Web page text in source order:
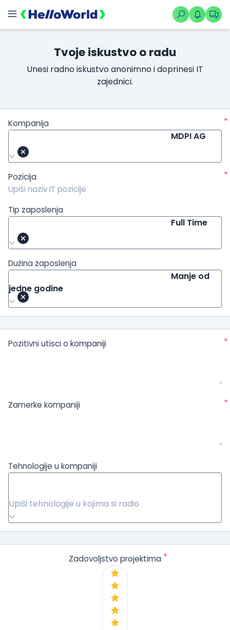
Tvoje iskustvo o radu
Unesi radno iskustvo anonimno i doprinesi IT
zajednici.
Kompanija
*
MDPI AG
Pozicija *
Tip zaposlenja
Full Time
Dužina zaposlenja
Manje od
jedne godine
Pozitivni utisci o kompaniji *
Zamerke kompaniji *
Tehnologije u kompaniji
Upiši tehnologije u kojima si radio
Zadovoljstvo projektima *
/kompanije/iskustvo/